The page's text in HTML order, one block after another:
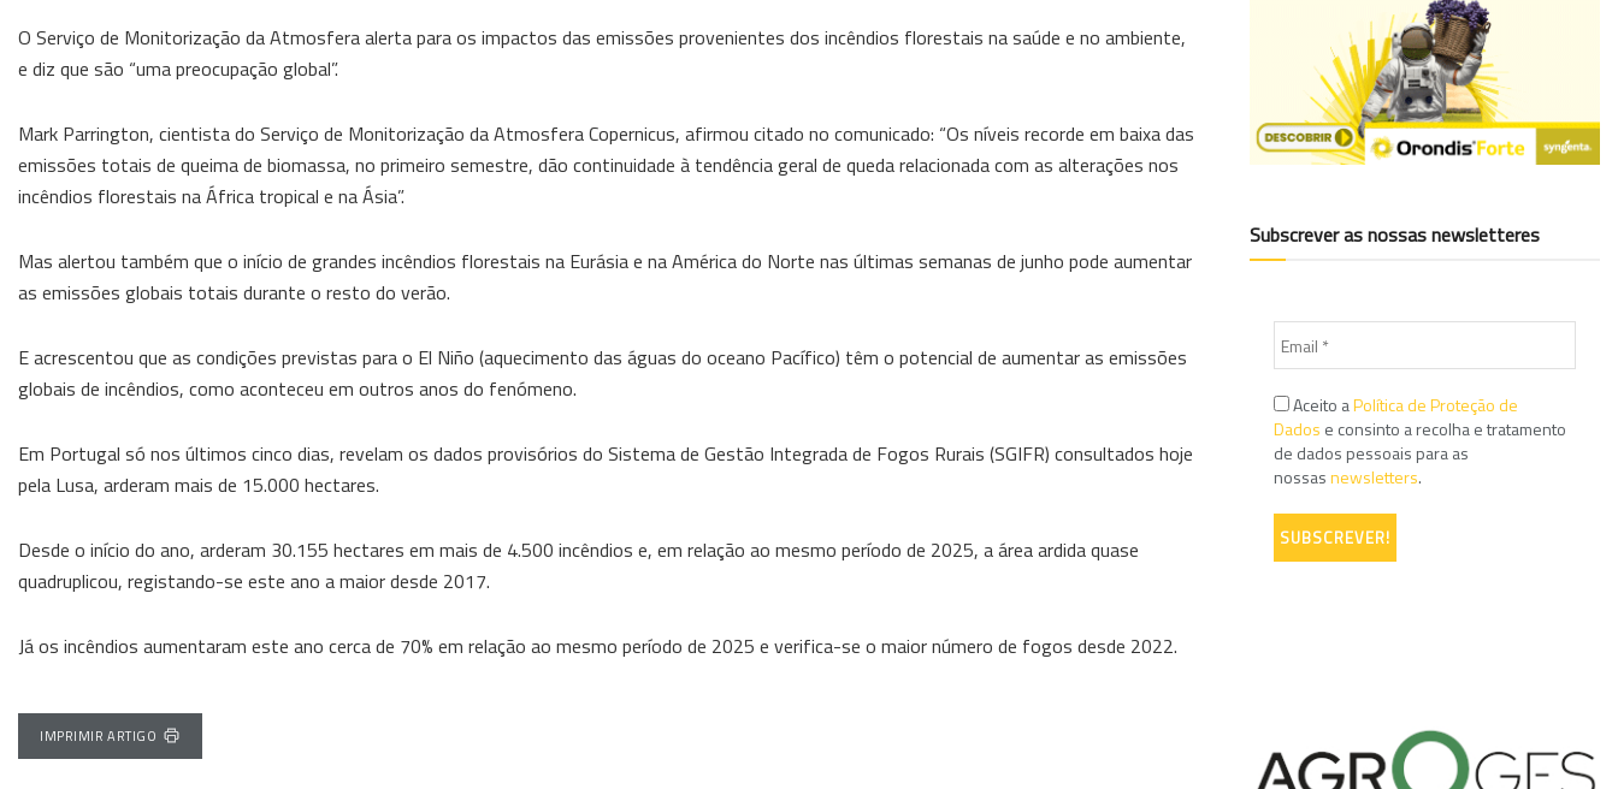
O Serviço de Monitorização da Atmosfera alerta para os impactos das emissões provenientes dos incêndios florestais na saúde e no ambiente,
e diz que são “uma preocupação global”.
Mark Parrington, cientista do Serviço de Monitorização da Atmosfera Copernicus, afirmou citado no comunicado: “Os níveis recorde em baixa das
emissões totais de queima de biomassa, no primeiro semestre, dão continuidade à tendência geral de queda relacionada com as alterações nos
incêndios florestais na África tropical e na Ásia”.
Mas alertou também que o início de grandes incêndios florestais na Eurásia e na América do Norte nas últimas semanas de junho pode aumentar
as emissões globais totais durante o resto do verão.
E acrescentou que as condições previstas para o El Niño (aquecimento das águas do oceano Pacífico) têm o potencial de aumentar as emissões
globais de incêndios, como aconteceu em outros anos do fenómeno.
Em Portugal só nos últimos cinco dias, revelam os dados provisórios do Sistema de Gestão Integrada de Fogos Rurais (SGIFR) consultados hoje
pela Lusa, arderam mais de 15.000 hectares.
Desde o início do ano, arderam 30.155 hectares em mais de 4.500 incêndios e, em relação ao mesmo período de 2025, a área ardida quase
quadruplicou, registando-se este ano a maior desde 2017.
Já os incêndios aumentaram este ano cerca de 70% em relação ao mesmo período de 2025 e verifica-se o maior número de fogos desde 2022.
IMPRIMIR ARTIGO
Subscrever as nossas newsletteres
Aceito aPolítica de Proteção de
Dados e consinto a recolha e tratamento
de dados pessoais para as
nossasnewsletters.